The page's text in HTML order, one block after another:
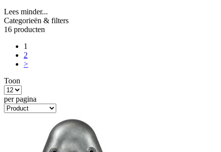
Lees minder...
Categorieën & filters
16 producten
1
2
>
Toon
per pagina